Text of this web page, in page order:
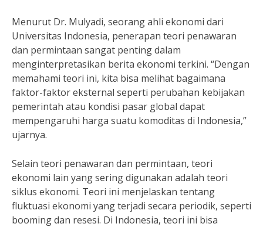
Menurut Dr. Mulyadi, seorang ahli ekonomi dari
Universitas Indonesia, penerapan teori penawaran
dan permintaan sangat penting dalam
menginterpretasikan berita ekonomi terkini. “Dengan
memahami teori ini, kita bisa melihat bagaimana
faktor-faktor eksternal seperti perubahan kebijakan
pemerintah atau kondisi pasar global dapat
mempengaruhi harga suatu komoditas di Indonesia,”
ujarnya.
Selain teori penawaran dan permintaan, teori
ekonomi lain yang sering digunakan adalah teori
siklus ekonomi. Teori ini menjelaskan tentang
fluktuasi ekonomi yang terjadi secara periodik, seperti
booming dan resesi. Di Indonesia, teori ini bisa